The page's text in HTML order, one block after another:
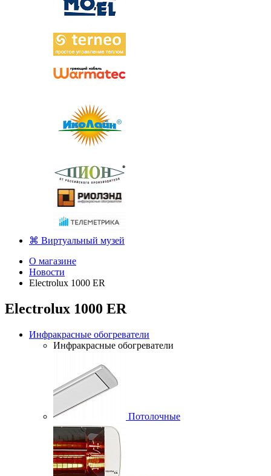
⌘ Виртуальный музей
О магазине
Новости
Electrolux 1000 ER
Electrolux 1000 ER
Инфракрасные обогреватели
Инфракрасные обогреватели
Потолочные